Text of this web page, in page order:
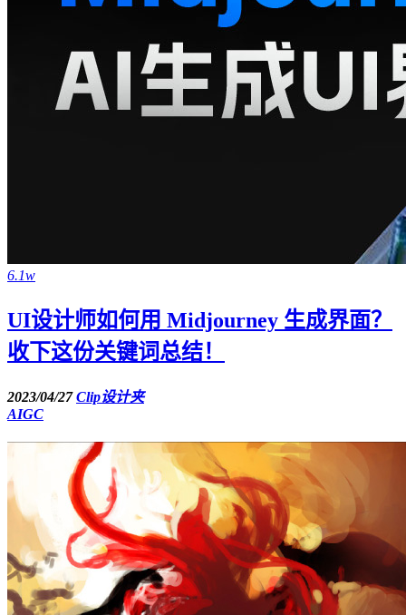
6.1w
UI设计师如何用 Midjourney 生成界面？
收下这份关键词总结！
2023/04/27Clip设计夹
AIGC